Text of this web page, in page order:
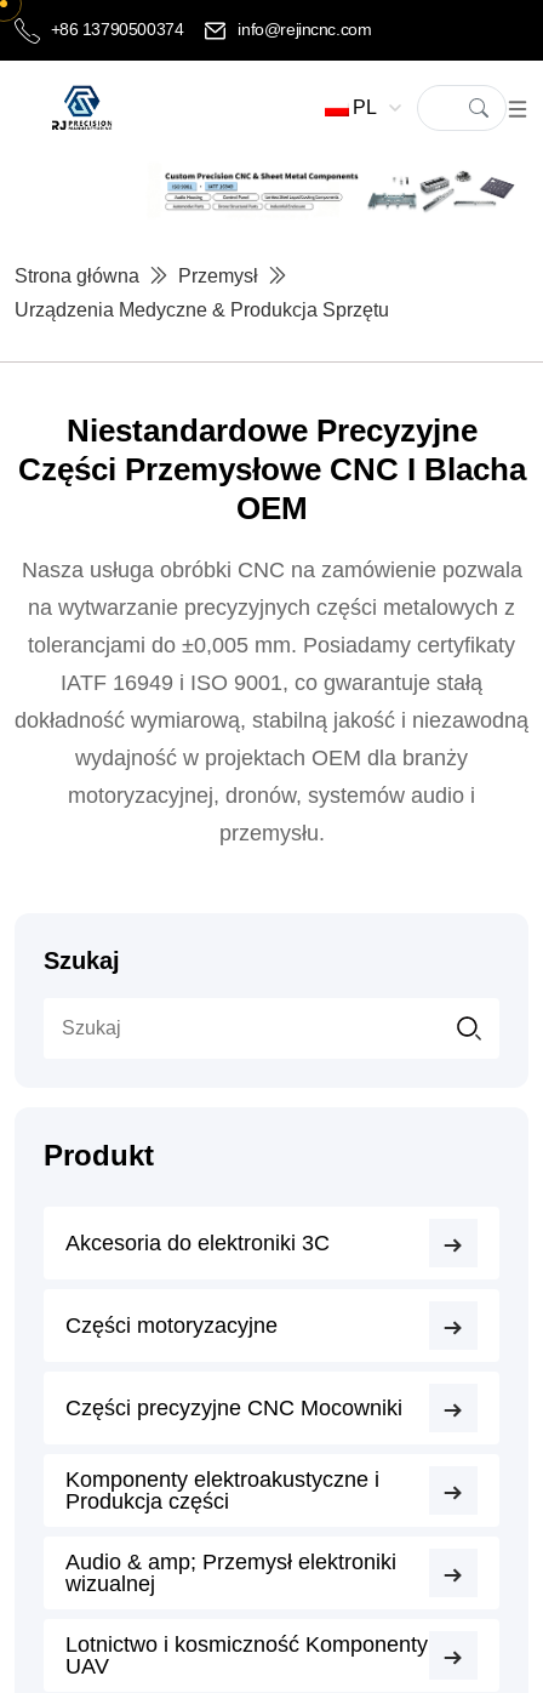
+86 13790500374 info@rejincnc.com
PL
Strona główna
Przemysł
Urządzenia Medyczne & Produkcja Sprzętu
Niestandardowe Precyzyjne
Części Przemysłowe CNC I Blacha
OEM
Nasza usługa obróbki CNC na zamówienie pozwala
na wytwarzanie precyzyjnych części metalowych z
tolerancjami do ±0,005 mm. Posiadamy certyfikaty
IATF 16949 i ISO 9001, co gwarantuje stałą
dokładność wymiarową, stabilną jakość i niezawodną
wydajność w projektach OEM dla branży
motoryzacyjnej, dronów, systemów audio i
przemysłu.
Szukaj
Produkt
Akcesoria do elektroniki 3C
Części motoryzacyjne
Części precyzyjne CNC Mocowniki
Komponenty elektroakustyczne i
Produkcja części
Audio & amp; Przemysł elektroniki
wizualnej
Lotnictwo i kosmiczność Komponenty
UAV